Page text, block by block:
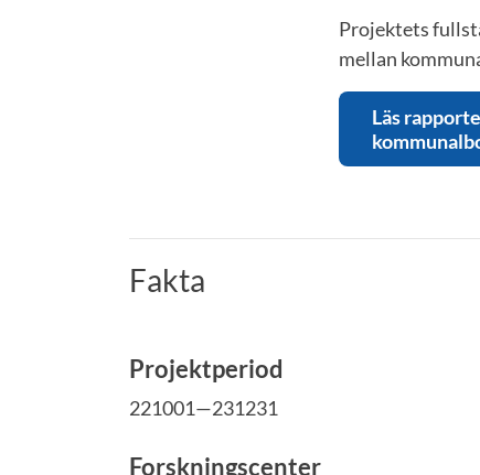
Projektets
mellan
Läs
Fakta
Projektperiod
221001—231231
Forskningscenter